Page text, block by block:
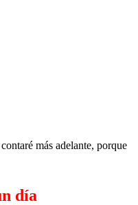
más adelante, porque
día